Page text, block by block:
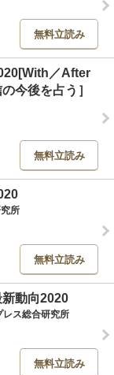
無料立読み
／After
今後を占う］
無料立読み
所
無料立読み
動向2020
レス総合研究所
無料立読み